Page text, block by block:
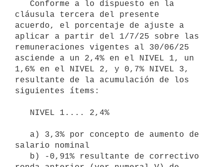
cláusula tercera del presente
acuerdo, el porcentaje de ajuste a
aplicar a partir del 1/7/25 sobre las
remuneraciones vigentes al 30/06/25
asciende a un 2,4% en el NIVEL 1, un
1,6% en el NIVEL 2, y 0,7% NIVEL 3,
resultante de la acumulación de los
siguientes ítems:
salario nominal